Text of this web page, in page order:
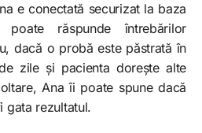
e conectată securizat la baza
răspunde întrebărilor
dacă o probă este păstrată în
zile și pacienta dorește alte
Ana îi poate spune dacă
gata rezultatul.